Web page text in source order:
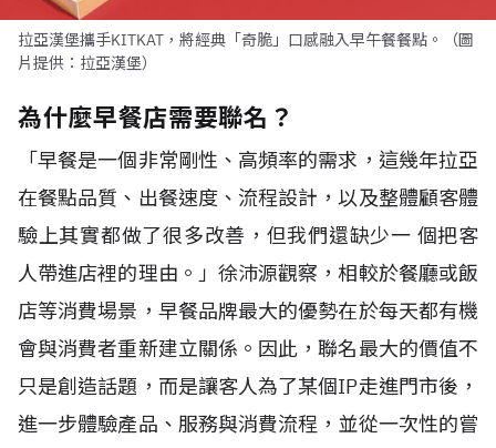
拉亞漢堡攜手KITKAT，將經典「奇脆」口感融入早午餐餐點。（圖
片提供：拉亞漢堡）
為什麼早餐店需要聯名？
「早餐是一個非常剛性、高頻率的需求，這幾年拉亞
在餐點品質、出餐速度、流程設計，以及整體顧客體
驗上其實都做了很多改善，但我們還缺少一 個把客
人帶進店裡的理由。」徐沛源觀察，相較於餐廳或飯
店等消費場景，早餐品牌最大的優勢在於每天都有機
會與消費者重新建立關係。因此，聯名最大的價值不
只是創造話題，而是讓客人為了某個IP走進門市後，
進一步體驗產品、服務與消費流程，並從一次性的嘗